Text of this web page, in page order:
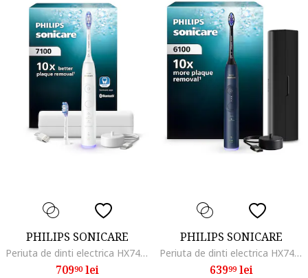
PHILIPS SONICARE
Periuta de dinti electrica HX7420/02, 62.000 miscari/minut, conectata la apilcatie, autonomie 21 zile, 4 mod de periere,3 intensitati, senzor presiune luminos, functia BrushSync, 2x capete periere GumCare, toc functie incarcare, alb
70990lei
PHILIPS SONICARE
Periuta de dinti electrica HX7403/08, 62.000 miscari/minut, autonomie 21 zile, 2 moduri de periere, 3 intensitati, senzor presiune luminos, Functia BrushSync, capat de periere Sensitive, toc transport, albastru
63999lei